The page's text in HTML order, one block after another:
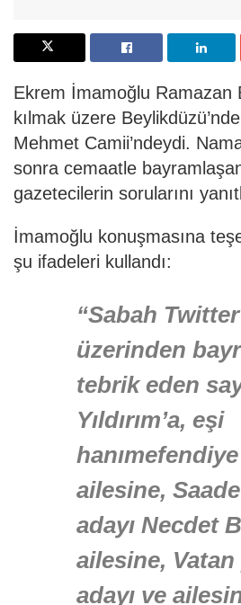
Ekrem İmamoğlu Ramazan
kılmak üzere
Mehmet Camii’ndeydi.
sonra cemaatle
gazetecilerin sorularını
İmamoğlu konuşmasına
şu ifadeleri kullandı:
“Sabah Twitter
üzerinden
tebrik eden
Yıldırım’a, eşi
ailesine,
adayı Necdet
ailesine,
adayı ve